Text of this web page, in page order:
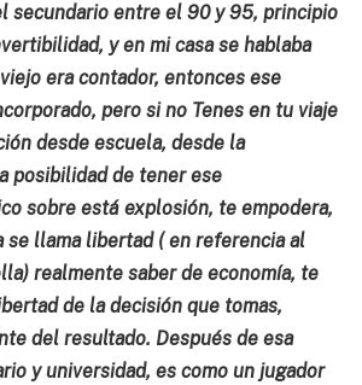
secundario entre el 90 y 95, principio
y en mi casa se hablaba
era contador, entonces ese
pero si no Tenes en tu viaje
desde escuela, desde la
posibilidad de tener ese
sobre está explosión, te empodera,
se llama libertad ( en referencia al
realmente saber de economía, te
de la decisión que tomas,
del resultado. Después de esa
y universidad, es como un jugador